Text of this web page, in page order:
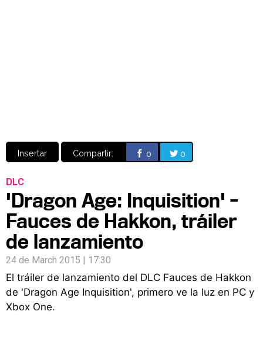
Insertar Compartir: 0 0
DLC
'Dragon Age: Inquisition' -
Fauces de Hakkon, tráiler
de lanzamiento
24 de March 2015 | 17:30
El tráiler de lanzamiento del DLC Fauces de Hakkon
de 'Dragon Age Inquisition', primero ve la luz en PC y
Xbox One.